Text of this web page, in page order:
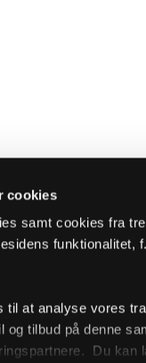
cookies
samt cookies fra
funktionalitet,
til at analyse vores
tilbud på denne
Du